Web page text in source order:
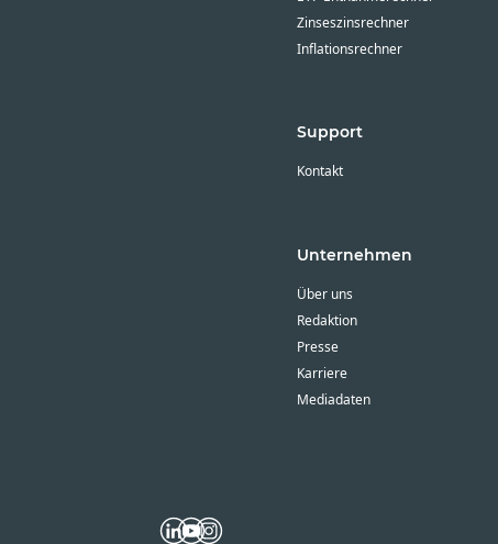
Zinseszinsrechner
Inflationsrechner
Support
Kontakt
Unternehmen
Über uns
Redaktion
Presse
Karriere
Mediadaten